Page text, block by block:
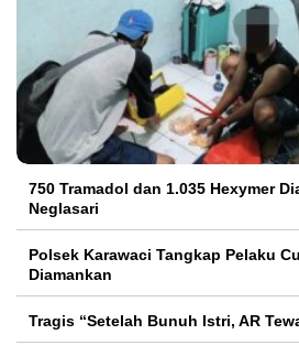
750 Tramadol dan 1.035 Hexymer
Neglasari
Polsek Karawaci Tangkap Pelaku
Diamankan
Tragis “Setelah Bunuh Istri, AR